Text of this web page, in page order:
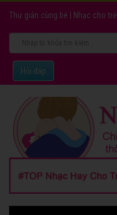
Thư giản cùng bé Nhạc cho trẻ
Hỏi đáp